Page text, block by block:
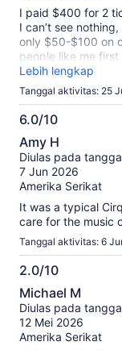
I paid $400 for 2
I can’t see
only $50-$100 on
people like me
seating. When
can put me 6 row
whole thing.
Lebih lengkap
Tanggal aktivitas: 25
6.0/10
6.0
dari
10
Amy H
Diulas pada
7 Jun 2026
Amerika Serikat
It was a typical
care for the music
Tanggal aktivitas: 6
2.0/10
2.0
dari
10
Michael M
Diulas pada
12 Mei 2026
Amerika Serikat